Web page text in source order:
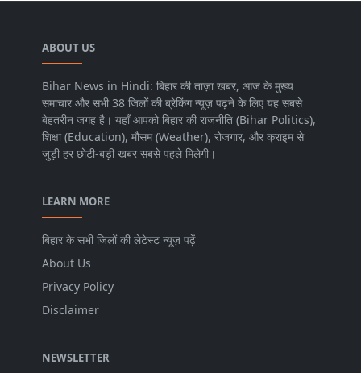
ABOUT US
Bihar News in Hindi: बिहार की ताज़ा खबर, आज के मुख्य
समाचार और सभी 38 जिलों की ब्रेकिंग न्यूज़ पढ़ने के लिए यह सबसे
बेहतरीन जगह है। यहाँ आपको बिहार की राजनीति (Bihar Politics),
शिक्षा (Education), मौसम (Weather), रोजगार, और क्राइम से
जुड़ी हर छोटी-बड़ी खबर सबसे पहले मिलेगी।
LEARN MORE
बिहार के सभी जिलों की लेटेस्ट न्यूज़ पढ़ें
About Us
Privacy Policy
Disclaimer
NEWSLETTER